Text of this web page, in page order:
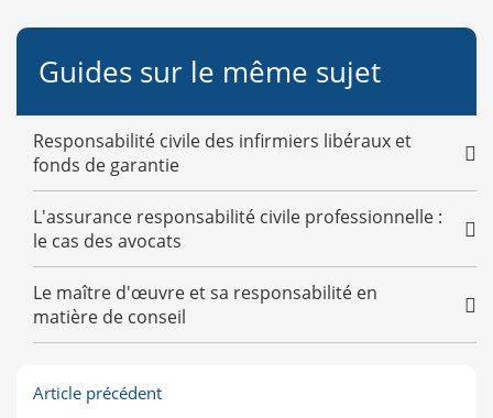
Guides sur le même sujet
Responsabilité civile des infirmiers libéraux et
fonds de garantie
L'assurance responsabilité civile professionnelle :
le cas des avocats
Le maître d'œuvre et sa responsabilité en
matière de conseil
Article précédent